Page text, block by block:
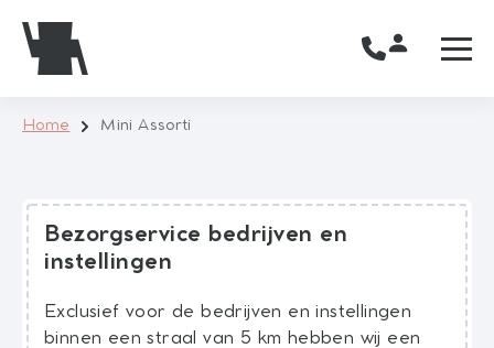
Home Mini Assorti
Bezorgservice bedrijven en
instellingen
Exclusief voor de bedrijven en instellingen
binnen een straal van 5 km hebben wij een